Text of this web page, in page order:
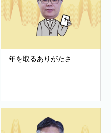
年を取るありがたさ